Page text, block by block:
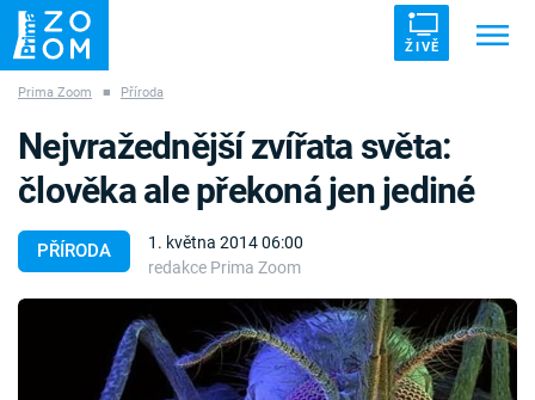
ŽIVĚ
ZÁHADY VETŘELCI DÁVNOVĚKU
Témata
Témata
Prima Zoom ■ Příroda
PŘÍRODA
1. května 2014 06:00
redakce Prima Zoom
Nejvražednější zvířata světa:
člověka ale překoná jen jediné